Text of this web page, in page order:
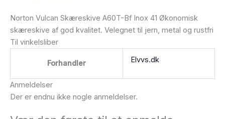
Norton Vulcan Skæreskive A60T-Bf Inox 41 Økonomisk
skæreskive af god kvalitet. Velegnet til jern, metal og rustfri
Til vinkelsliber
Forhandler Elvvs.dk
Anmeldelser
Der er endnu ikke nogle anmeldelser.